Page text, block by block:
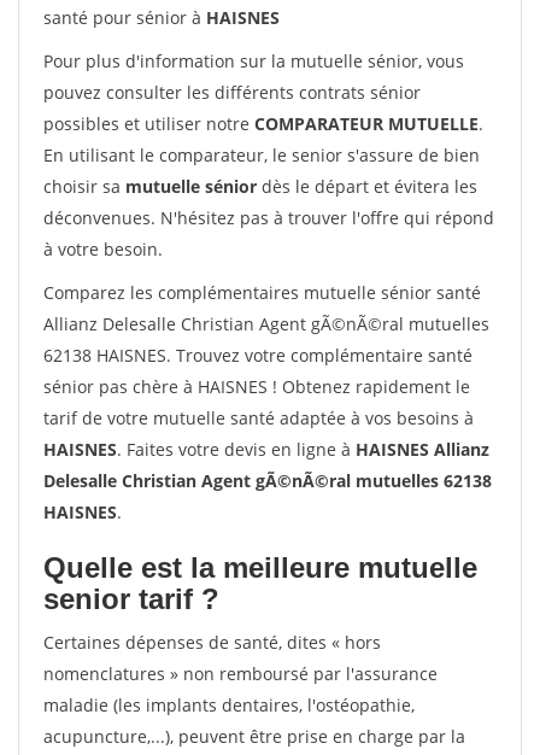
santé pour sénior à HAISNES
Pour plus d'information sur la mutuelle sénior, vous
pouvez consulter les différents contrats sénior
possibles et utiliser notre COMPARATEUR MUTUELLE.
En utilisant le comparateur, le senior s'assure de bien
choisir sa mutuelle sénior dès le départ et évitera les
déconvenues. N'hésitez pas à trouver l'offre qui répond
à votre besoin.
Comparez les complémentaires mutuelle sénior santé
Allianz Delesalle Christian Agent gÃ©nÃ©ral mutuelles
62138 HAISNES. Trouvez votre complémentaire santé
sénior pas chère à HAISNES ! Obtenez rapidement le
tarif de votre mutuelle santé adaptée à vos besoins à
HAISNES. Faites votre devis en ligne à HAISNES Allianz
Delesalle Christian Agent gÃ©nÃ©ral mutuelles 62138
HAISNES.
Quelle est la meilleure mutuelle
senior tarif ?
Certaines dépenses de santé, dites « hors
nomenclatures » non remboursé par l'assurance
maladie (les implants dentaires, l'ostéopathie,
acupuncture,...), peuvent être prise en charge par la